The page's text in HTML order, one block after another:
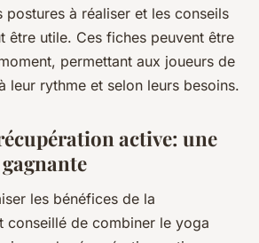
postures à réaliser et les conseils
être utile. Ces fiches peuvent être
permettant aux joueurs de
leur rythme et selon leurs besoins.
active: une
les bénéfices de la
conseillé de combiner le yoga